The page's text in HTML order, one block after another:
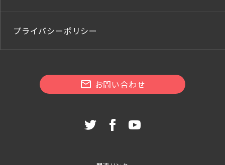
プライバシーポリシー
お問い合わせ